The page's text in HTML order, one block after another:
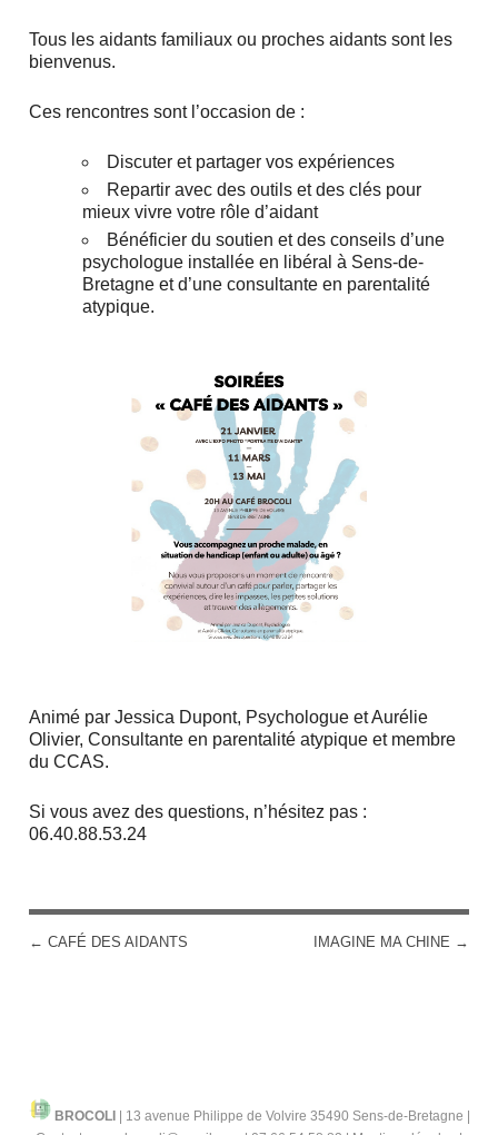
Tous les aidants familiaux ou proches aidants sont les
bienvenus.
Ces rencontres sont l’occasion de :
Discuter et partager vos expériences
Repartir avec des outils et des clés pour
mieux vivre votre rôle d’aidant
Bénéficier du soutien et des conseils d’une
psychologue installée en libéral à Sens-de-
Bretagne et d’une consultante en parentalité
atypique.
Animé par Jessica Dupont, Psychologue et Aurélie
Olivier, Consultante en parentalité atypique et membre
du CCAS.
Si vous avez des questions, n’hésitez pas :
06.40.88.53.24
POST NAVIGATION
← CAFÉ DES AIDANTS IMAGINE MA CHINE →
BROCOLI
13 avenue Philippe de Volvire 35490 Sens-de-Bretagne |